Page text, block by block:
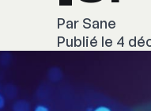
Par Sane
Publié le 4